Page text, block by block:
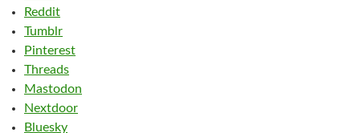
Reddit
Tumblr
Pinterest
Threads
Mastodon
Nextdoor
Bluesky